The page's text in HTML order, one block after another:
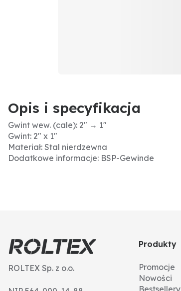
Opis i specyfikacja
Gwint wew. (cale): 2" → 1"
Gwint: 2" x 1"
Materiał: Stal nierdzewna
Dodatkowe informacje: BSP-Gewinde
ROLTEX Sp. z o.o.
Produkty
Promocje
Nowości
Bestsellery